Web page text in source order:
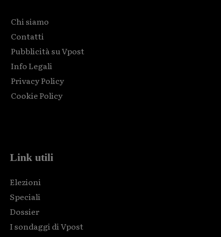
Chi siamo
Contatti
Pubblicità su Vpost
Info Legali
Privacy Policy
Cookie Policy
Link utili
Elezioni
Speciali
Dossier
I sondaggi di Vpost